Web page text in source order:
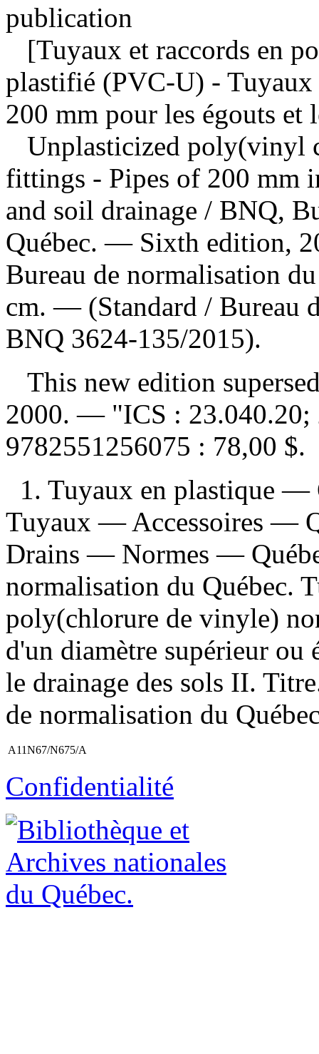
publication
[Tuyaux et raccords en
plastifié (PVC-U) - Tuyaux
200 mm pour les égouts et
Unplasticized poly(vinyl
fittings - Pipes of 200 mm
and soil drainage / BNQ,
Québec. — Sixth edition,
Bureau de normalisation
cm. — (Standard / Bureau
BNQ 3624-135/2015).
This new edition
2000. — "ICS :
9782551256075 : 78,00 $.
1. Tuyaux en plastique
Tuyaux — Accessoires —
Drains — Normes —
normalisation du Québec.
poly(chlorure de vinyle)
d'un diamètre supérieur ou
le drainage des sols II.
de normalisation du
A11N67/N675/A
Confidentialité